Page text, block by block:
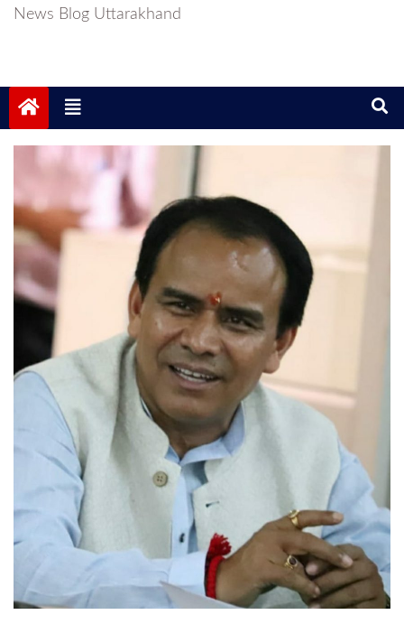
News Blog Uttarakhand